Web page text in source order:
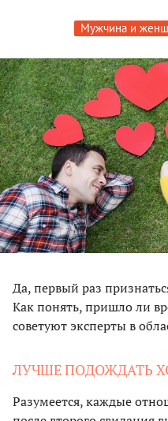
Мужчина и
Да, первый раз
Как понять, пришло ли
советуют эксперты в
ЛУЧШЕ ПОДОЖДАТЬ
Разумеется, каждые